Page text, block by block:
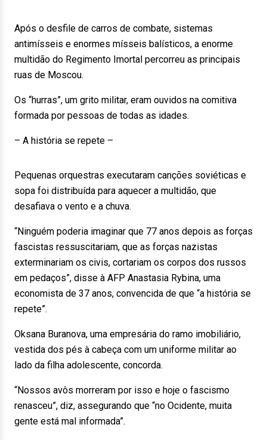
Após o desfile de carros de combate, sistemas
antimísseis e enormes mísseis balísticos, a enorme
multidão do Regimento Imortal percorreu as principais
ruas de Moscou.
Os “hurras”, um grito militar, eram ouvidos na comitiva
formada por pessoas de todas as idades.
– A história se repete –
Pequenas orquestras executaram canções soviéticas e
sopa foi distribuída para aquecer a multidão, que
desafiava o vento e a chuva.
“Ninguém poderia imaginar que 77 anos depois as forças
fascistas ressuscitariam, que as forças nazistas
exterminariam os civis, cortariam os corpos dos russos
em pedaços”, disse à AFP Anastasia Rybina, uma
economista de 37 anos, convencida de que “a história se
repete”.
Oksana Buranova, uma empresária do ramo imobiliário,
vestida dos pés à cabeça com um uniforme militar ao
lado da filha adolescente, concorda.
“Nossos avôs morreram por isso e hoje o fascismo
renasceu”, diz, assegurando que “no Ocidente, muita
gente está mal informada”.